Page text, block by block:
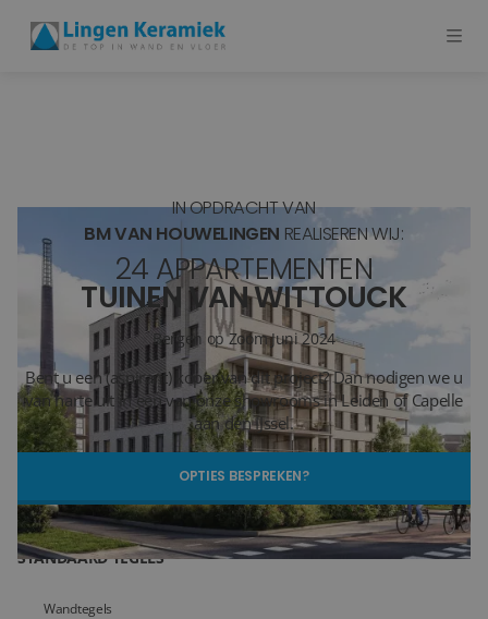
MEER PRODUCTEN
SHOWROOM BEZOEKEN
Stijlstudio's
Projecten
Blog
IN OPDRACHT VAN
BM VAN HOUWELINGEN REALISEREN WIJ:
24 APPARTEMENTEN
TUINEN VAN WITTOUCK
Bergen op ZoomJuni 2024
Bent u een (aspirant) koper van dit project? Dan nodigen we u
van harte uit in een van onze showrooms in Leiden of Capelle
aan den IJssel.
OPTIES BESPREKEN?
STANDAARD TEGELS
Wandtegels